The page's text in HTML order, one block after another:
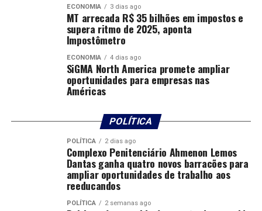
A discussão na Câmara Arbitral teve decisão favorável à
concessionária, no entanto, exigem ações judiciais em
andamento que podem impactar no contrato de
concessão dos serviços de água e esgoto.
Segundo o procurador-geral do município, Luiz Junior, o
arbitral, mas os processos judiciais continuam
tramitando. Atualmente, uma mesa técnica foi instalada
no Tribunal de Contas do Estado (TCE-MT) para discutir
as ações que tratam do contrato de concessão.
Participam das discussões representantes do Ministério
Público de Mato Grosso, autor de algumas das ações, da
ECONOMIA 3 dias ago
MT arrecada R$ 35 bilhões em impostos e
supera ritmo de 2025, aponta
Impostômetro
ECONOMIA 4 dias ago
SiGMA North America promete ampliar
oportunidades para empresas nas
Américas
POLÍTICA
POLÍTICA 2 dias ago
Complexo Penitenciário Ahmenon Lemos
Dantas ganha quatro novos barracões para
ampliar oportunidades de trabalho aos
reeducandos
POLÍTICA 2 semanas ago